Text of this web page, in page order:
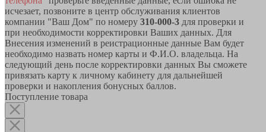
исчезает, позвоните в центр обслуживания клиентов
компании "Ваш Дом" по номеру 310-000-3 для проверки и
при необходимости корректировки Ваших данных. Для
Внесения изменений в реистрационные данные Вам будет
необходимо назвать номер карты и Ф.И.О. владельца. На
следующий день после корректировки данных Вы сможете
привязать карту к личному кабинету для дальнейшей
проверки и накопления бонусных баллов.
Поступление товара